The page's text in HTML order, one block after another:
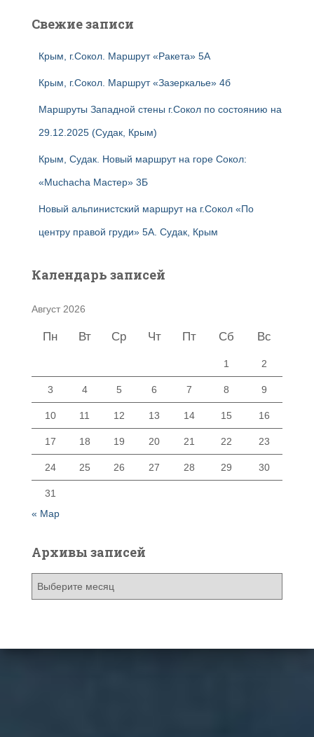
Свежие записи
Крым, г.Сокол. Маршрут «Ракета» 5А
Крым, г.Сокол. Маршрут «Зазеркалье» 4б
Маршруты Западной стены г.Сокол по состоянию на
29.12.2025 (Судак, Крым)
Крым, Судак. Новый маршрут на горе Сокол:
«Muchacha Мастер» 3Б
Новый альпинистский маршрут на г.Сокол «По
центру правой груди» 5А. Судак, Крым
Календарь записей
Август 2026
Пн Вт Ср Чт Пт Сб Вс
1 2
3 4 5 6 7 8 9
10 11 12 13 14 15 16
17 18 19 20 21 22 23
24 25 26 27 28 29 30
31
« Мар
Архивы записей